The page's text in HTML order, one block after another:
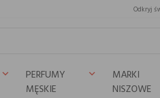
Odkryj
keyboard_arrow_down
PERFUMY
MĘSKIE
keyboard_arrow_down
MARKI
NISZOWE